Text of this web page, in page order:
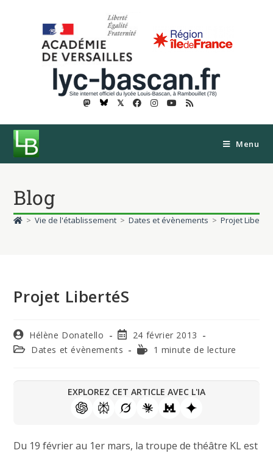
𝕏
Menu
Blog
> Vie de l'établissement > Dates et évènements > Projet
Projet LibertéS
Hélène Donatello
24 février 2013
Dates et évènements
1 minute de lecture
EXPLOREZ CET ARTICLE AVEC L'IA
Du 19 février au 1er mars, la troupe de théâtre KL est